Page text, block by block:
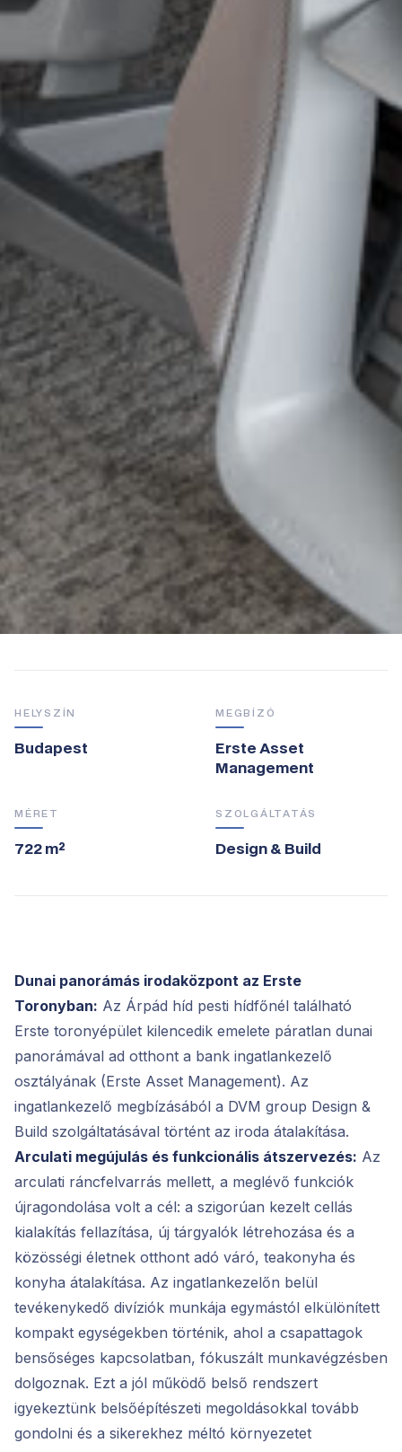
HELYSZÍN
Budapest
MEGBÍZÓ
Erste Asset
Management
MÉRET
722 m²
SZOLGÁLTATÁS
Design & Build
Dunai panorámás irodaközpont az Erste
Toronyban: Az Árpád híd pesti hídfőnél található
Erste toronyépület kilencedik emelete páratlan dunai
panorámával ad otthont a bank ingatlankezelő
osztályának (Erste Asset Management). Az
ingatlankezelő megbízásából a DVM group Design &
Build szolgáltatásával történt az iroda átalakítása.
Arculati megújulás és funkcionális átszervezés: Az
arculati ráncfelvarrás mellett, a meglévő funkciók
újragondolása volt a cél: a szigorúan kezelt cellás
kialakítás fellazítása, új tárgyalók létrehozása és a
közösségi életnek otthont adó váró, teakonyha és
konyha átalakítása. Az ingatlankezelőn belül
tevékenykedő divíziók munkája egymástól elkülönített
kompakt egységekben történik, ahol a csapattagok
bensőséges kapcsolatban, fókuszált munkavégzésben
dolgoznak. Ezt a jól működő belső rendszert
igyekeztünk belsőépítészeti megoldásokkal tovább
gondolni és a sikerekhez méltó környezetet